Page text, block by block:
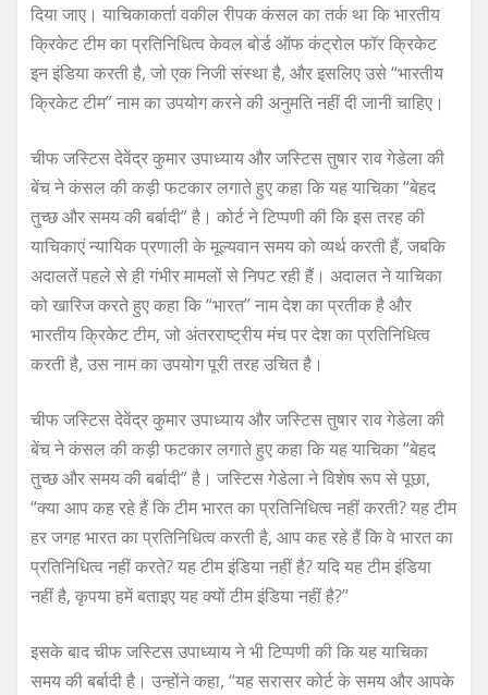
दिया जाए। याचिकाकर्ता वकील रीपक कंसल का तर्क था कि भारतीय
क्रिकेट टीम का प्रतिनिधित्व केवल बोर्ड ऑफ कंट्रोल फॉर क्रिकेट
इन इंडिया करती है, जो एक निजी संस्था है, और इसलिए उसे “भारतीय
क्रिकेट टीम” नाम का उपयोग करने की अनुमति नहीं दी जानी चाहिए।
चीफ जस्टिस देवेंद्र कुमार उपाध्याय और जस्टिस तुषार राव गेडेला की
बेंच ने कंसल की कड़ी फटकार लगाते हुए कहा कि यह याचिका “बेहद
तुच्छ और समय की बर्बादी” है। कोर्ट ने टिप्पणी की कि इस तरह की
याचिकाएं न्यायिक प्रणाली के मूल्यवान समय को व्यर्थ करती हैं, जबकि
अदालतें पहले से ही गंभीर मामलों से निपट रही हैं। अदालत ने याचिका
को खारिज करते हुए कहा कि “भारत” नाम देश का प्रतीक है और
भारतीय क्रिकेट टीम, जो अंतरराष्ट्रीय मंच पर देश का प्रतिनिधित्व
करती है, उस नाम का उपयोग पूरी तरह उचित है।
चीफ जस्टिस देवेंद्र कुमार उपाध्याय और जस्टिस तुषार राव गेडेला की
बेंच ने कंसल की कड़ी फटकार लगाते हुए कहा कि यह याचिका “बेहद
तुच्छ और समय की बर्बादी” है। जस्टिस गेडेला ने विशेष रूप से पूछा,
“क्या आप कह रहे हैं कि टीम भारत का प्रतिनिधित्व नहीं करती? यह टीम
हर जगह भारत का प्रतिनिधित्व करती है, आप कह रहे हैं कि वे भारत का
प्रतिनिधित्व नहीं करते? यह टीम इंडिया नहीं है? यदि यह टीम इंडिया
नहीं है, कृपया हमें बताइए यह क्यों टीम इंडिया नहीं है?”
इसके बाद चीफ जस्टिस उपाध्याय ने भी टिप्पणी की कि यह याचिका
समय की बर्बादी है। उन्होंने कहा, “यह सरासर कोर्ट के समय और आपके